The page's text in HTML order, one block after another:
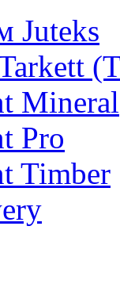
Juteks
Mineral
Pro
Timber